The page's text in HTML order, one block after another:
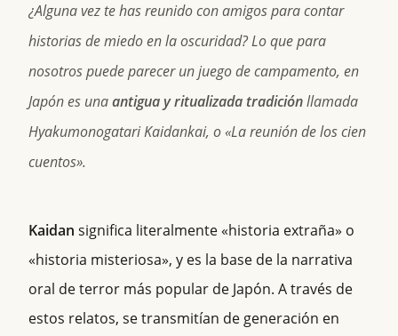
¿Alguna vez te has reunido con amigos para contar
historias de miedo en la oscuridad? Lo que para
nosotros puede parecer un juego de campamento, en
Japón es unaantigua y ritualizada tradiciónllamada
Hyakumonogatari Kaidankai, o «La reunión de los cien
cuentos».
Kaidan significa literalmente «historia extraña» o
«historia misteriosa», y es la base de la narrativa
oral de terror más popular de Japón. A través de
estos relatos, se transmitían de generación en